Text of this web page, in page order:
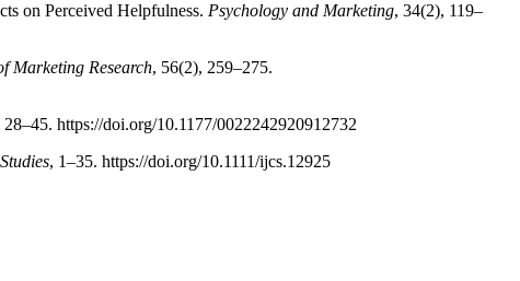
on Perceived Helpfulness. Psychology and Marketing, 34(2), 119–
Marketing Research, 56(2), 259–275.
28–45. https://doi.org/10.1177/0022242920912732
, 1–35. https://doi.org/10.1111/ijcs.12925